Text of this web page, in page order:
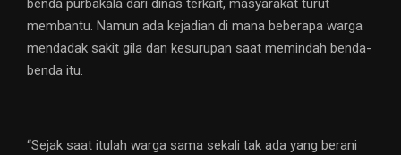
benda purbakala dari dinas terkait, masyarakat turut
membantu. Namun ada kejadian di mana beberapa warga
mendadak sakit gila dan kesurupan saat memindah benda-
benda itu.
“Sejak saat itulah warga sama sekali tak ada yang berani